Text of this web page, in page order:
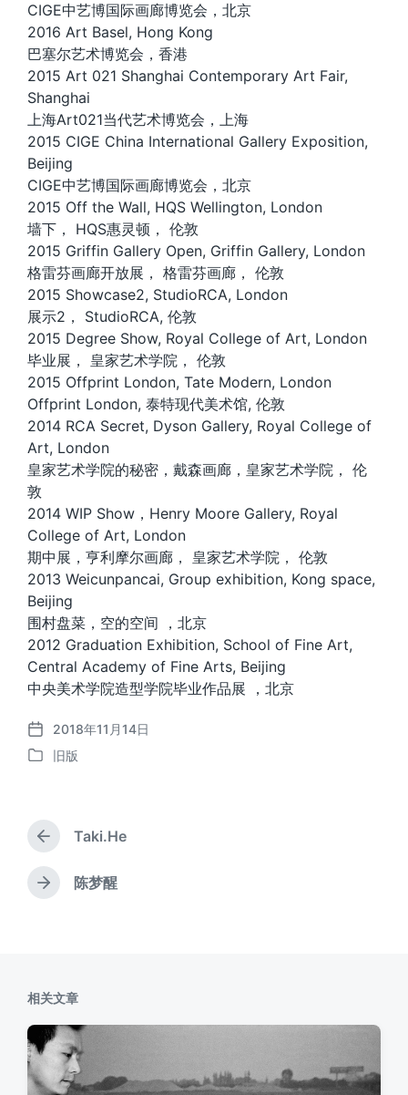
CIGE中艺博国际画廊博览会，北京
2016 Art Basel, Hong Kong
巴塞尔艺术博览会，香港
2015 Art 021 Shanghai Contemporary Art Fair,
Shanghai
上海Art021当代艺术博览会，上海
2015 CIGE China International Gallery Exposition,
Beijing
CIGE中艺博国际画廊博览会，北京
2015 Off the Wall, HQS Wellington, London
墙下， HQS惠灵顿， 伦敦
2015 Griffin Gallery Open, Griffin Gallery, London
格雷芬画廊开放展， 格雷芬画廊， 伦敦
2015 Showcase2, StudioRCA, London
展示2， StudioRCA, 伦敦
2015 Degree Show, Royal College of Art, London
毕业展， 皇家艺术学院， 伦敦
2015 Offprint London, Tate Modern, London
Offprint London, 泰特现代美术馆, 伦敦
2014 RCA Secret, Dyson Gallery, Royal College of
Art, London
皇家艺术学院的秘密，戴森画廊，皇家艺术学院， 伦
敦
2014 WIP Show，Henry Moore Gallery, Royal
College of Art, London
期中展，亨利摩尔画廊， 皇家艺术学院， 伦敦
2013 Weicunpancai, Group exhibition, Kong space,
Beijing
围村盘菜，空的空间 ，北京
2012 Graduation Exhibition, School of Fine Art,
Central Academy of Fine Arts, Beijing
中央美术学院造型学院毕业作品展 ，北京
发
布
2018年11月14日
发
旧版
上
篇
文
章
Taki.He
下
陈梦醒
相关文章